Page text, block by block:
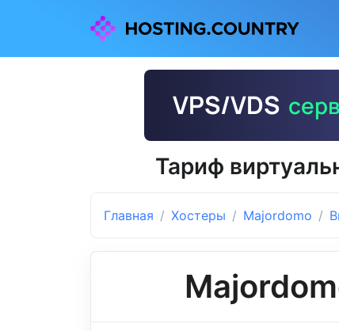
Тариф
Главная Хостеры Majordomo